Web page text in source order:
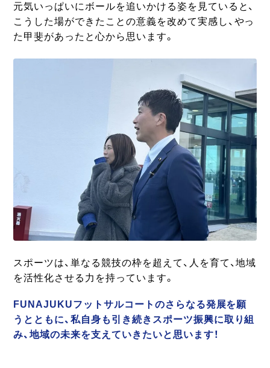
元気いっぱいにボールを追いかける姿を見ていると、
こうした場ができたことの意義を改めて実感し、やっ
た甲斐があったと心から思います。
スポーツは、単なる競技の枠を超えて、人を育て、地域
を活性化させる力を持っています。
FUNAJUKUフットサルコートのさらなる発展を願
うとともに、私自身も引き続きスポーツ振興に取り組
み、地域の未来を支えていきたいと思います！